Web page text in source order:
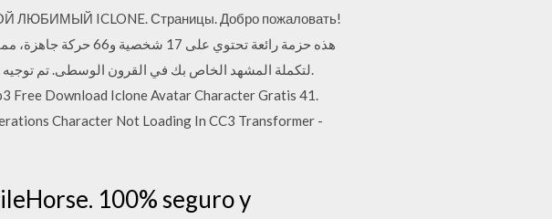
ЛЮБИМЫЙ ICLONE. Страницы. Добро пожаловать!
Free Download Iclone Avatar Character Gratis 41.
Character Not Loading In CC3 Transformer -
100% seguro y